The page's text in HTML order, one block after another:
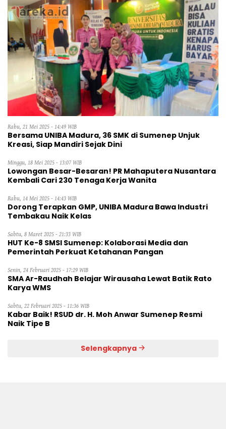
Rabu, 21 Mei 2025 - 14:49 WIB
Bersama UNIBA Madura, 36 SMK di Sumenep Unjuk
Kreasi, Siap Mandiri Sejak Dini
Minggu, 18 Mei 2025 - 13:07 WIB
Lowongan Besar-Besaran! PR Mahaputera Nusantara
Kembali Cari 230 Tenaga Kerja Wanita
Rabu, 14 Mei 2025 - 14:43 WIB
Dorong Terapkan GMP, UNIBA Madura Bawa Industri
Tembakau Naik Kelas
Sabtu, 8 Maret 2025 - 21:33 WIB
HUT Ke-8 SMSI Sumenep: Kolaborasi Media dan
Pemerintah Perkuat Ketahanan Pangan
Senin, 24 Februari 2025 - 17:29 WIB
SMA Ar-Raudhah Belajar Wirausaha Lewat Batik Rato
Karya WMS
Sabtu, 22 Februari 2025 - 11:36 WIB
Kabar Baik! RSUD dr. H. Moh Anwar Sumenep Resmi
Naik Tipe B
Selengkapnya